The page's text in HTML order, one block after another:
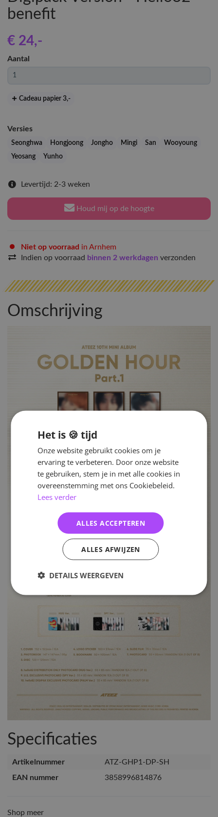
benefit
€ 24,-
Aantal
Cadeau papier 3,-
Versies
Seonghwa Hongjoong Jongho Mingi San
Wooyoung
Yeosang
Yunho
Levertijd: 2-3 weken
Houd mij op de hoogte
Niet op voorraad in Arnhem
Indien op voorraad binnen 2 werkdagen verzonden
Omschrijving
Specificaties
Artikelnummer
ATZ-GHP1-DP-SH
EAN nummer
3858996814876
Shop meer
Het is 🍪 tijd
Onze website gebruikt cookies om je
ervaring te verbeteren. Door onze website
te gebruiken, stem je in met alle cookies in
overeenstemming met ons Cookiebeleid.
Lees verder
ALLES ACCEPTEREN
ALLES AFWIJZEN
DETAILS WEERGEVEN